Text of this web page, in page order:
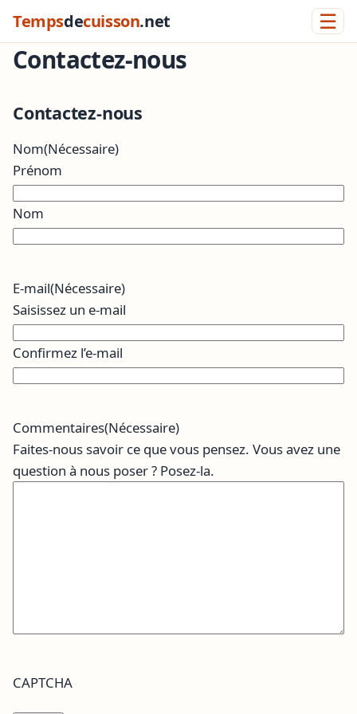
Tempsdecuisson.net ☰
Contactez-nous
Contactez-nous
Nom(Nécessaire)
Prénom
Nom
E-mail(Nécessaire)
Saisissez un e-mail
Confirmez l’e-mail
Commentaires(Nécessaire)
Faites-nous savoir ce que vous pensez. Vous avez une
question à nous poser ? Posez-la.
CAPTCHA